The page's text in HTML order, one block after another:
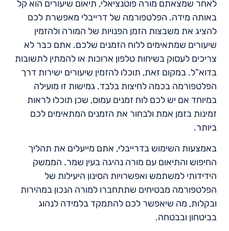
לאחר שמצאתם מורה פוטנציאלי, תיאום שיעורים הוא קל
באותה מידה. הפלטפורמה של דרייבלי מאפשרת לכם
להציג את משבצות הזמן הפנויות של המורה ולהזמין
שיעורים שמתאימים ללוח הזמנים שלכם. אתם כבר לא
צריכים לעסוק בשיחות טלפון ארוכות או להמתין לתשובות
בדוא”ל. במקום זאת, תוכלו להזמין שיעורים ישירות דרך
הפלטפורמה בכמה לחיצות בלבד. גמישות זו מועילה
במיוחד אם יש לכם לוח זמנים עמוס, שכן תוכלו לראות
זמינות בזמן אמת ולבחור את הזמנים המתאימים לכם
ביותר.
באמצעות השימוש בדרייבלי, אתם מייעלים את תהליך
החיפוש והתיאום עם מורה נהיגה בעין שמר. הממשק
הידידותי למשתמש ואפשרויות הסינון היעילות של
הפלטפורמה מבטיחים שתתחברו למורה הנכון במהירות
ובקלות, מה שיאפשר לכם להתמקד בלמידה לנהוג
בביטחון ובבטחה.